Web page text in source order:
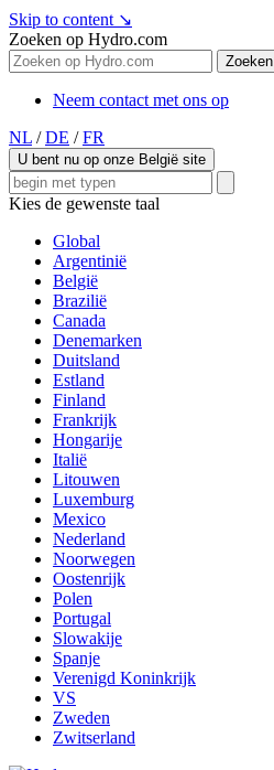
Skip to content ↘
Zoeken op Hydro.com
Zoeken
Neem contact met ons op
NL / DE / FR
U bent nu op onze België site
Kies de gewenste taal
Global
Argentinië
België
Brazilië
Canada
Denemarken
Duitsland
Estland
Finland
Frankrijk
Hongarije
Italië
Litouwen
Luxemburg
Mexico
Nederland
Noorwegen
Oostenrijk
Polen
Portugal
Slowakije
Spanje
Verenigd Koninkrijk
VS
Zweden
Zwitserland